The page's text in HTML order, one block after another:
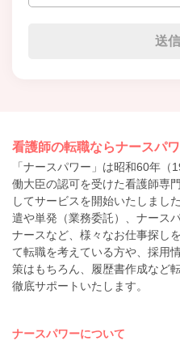
看護師の転職ならナースパ
「ナースパワー」は昭和60年
働大臣の認可を受けた看護師専
してサービスを開始いたしまし
遣や単発（業務委託）、ナース
ナースなど、様々なお仕事探し
て転職を考えている方や、採用
策はもちろん、履歴書作成など
徹底サポートいたします。
ナースパワーについて